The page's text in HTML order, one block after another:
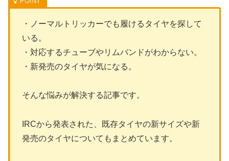
・ノーマルトリッカーでも履けるタイヤを探して
いる。
・対応するチューブやリムバンドがわからない。
・新発売のタイヤが気になる。
そんな悩みが解決する記事です。
IRCから発表された、既存タイヤの新サイズや新
発売のタイヤについてもまとめています。